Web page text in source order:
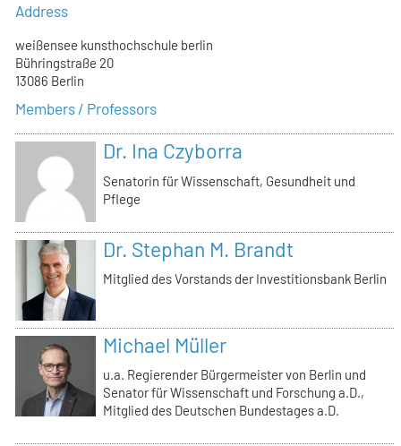
Address
weißensee kunsthochschule berlin
Bühringstraße 20
13086 Berlin
Members / Professors
Dr. Ina Czyborra
Senatorin für Wissenschaft, Gesundheit und
Pflege
Dr. Stephan M. Brandt
Mitglied des Vorstands der Investitionsbank Berlin
Michael Müller
u.a. Regierender Bürgermeister von Berlin und
Senator für Wissenschaft und Forschung a.D.,
Mitglied des Deutschen Bundestages a.D.